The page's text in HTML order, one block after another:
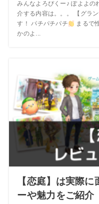
みんなよろぴくー♪ ぽよよの
介する内容は。。。 【グラ
す！ パチパチパチ
まるで
かのよ...
【恋庭】は実際
ーや魅力をご紹介